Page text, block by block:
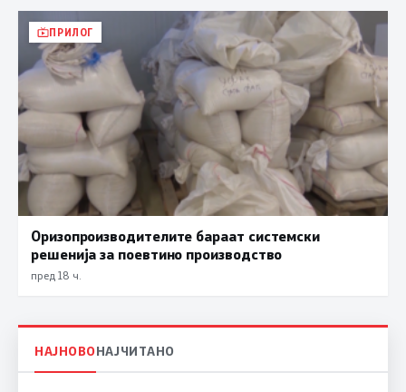
ПРИЛОГ
Оризопроизводителите бараат системски
решенија за поевтино производство
пред 18 ч.
НАЈНОВОНАЈЧИТАНО